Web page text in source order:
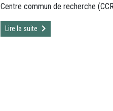
Centre commun de recherche
Lire la suite